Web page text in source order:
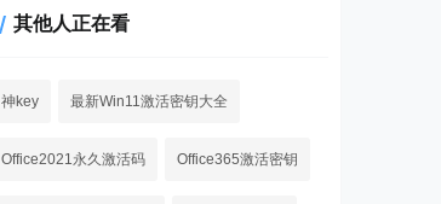
其他人正在看
神key 最新Win11激活密钥大全
Office2021永久激活码 Office365激活密钥